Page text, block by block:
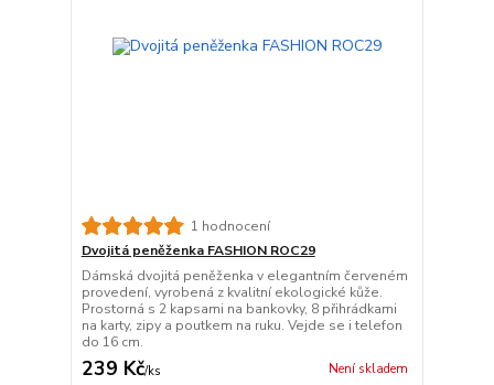
1 hodnocení
Dvojitá peněženka FASHION ROC29
Dámská dvojitá peněženka v elegantním červeném
provedení, vyrobená z kvalitní ekologické kůže.
Prostorná s 2 kapsami na bankovky, 8 přihrádkami
na karty, zipy a poutkem na ruku. Vejde se i telefon
do 16 cm.
239 Kč/ks Není skladem